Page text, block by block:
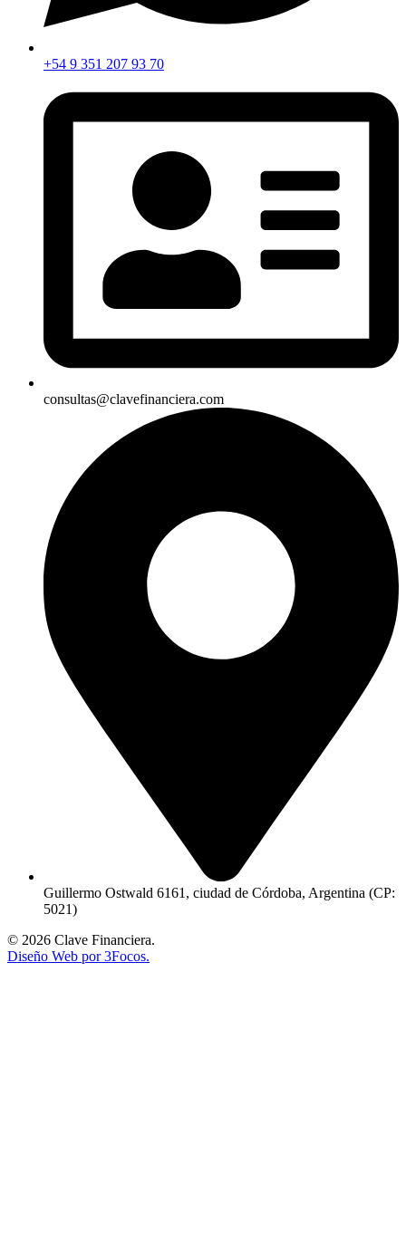
+54 9 351 207 93 70
consultas@clavefinanciera.com
Guillermo Ostwald 6161, ciudad de Córdoba, Argentina (CP:
5021)
© 2026 Clave Financiera.
Diseño Web por 3Focos.